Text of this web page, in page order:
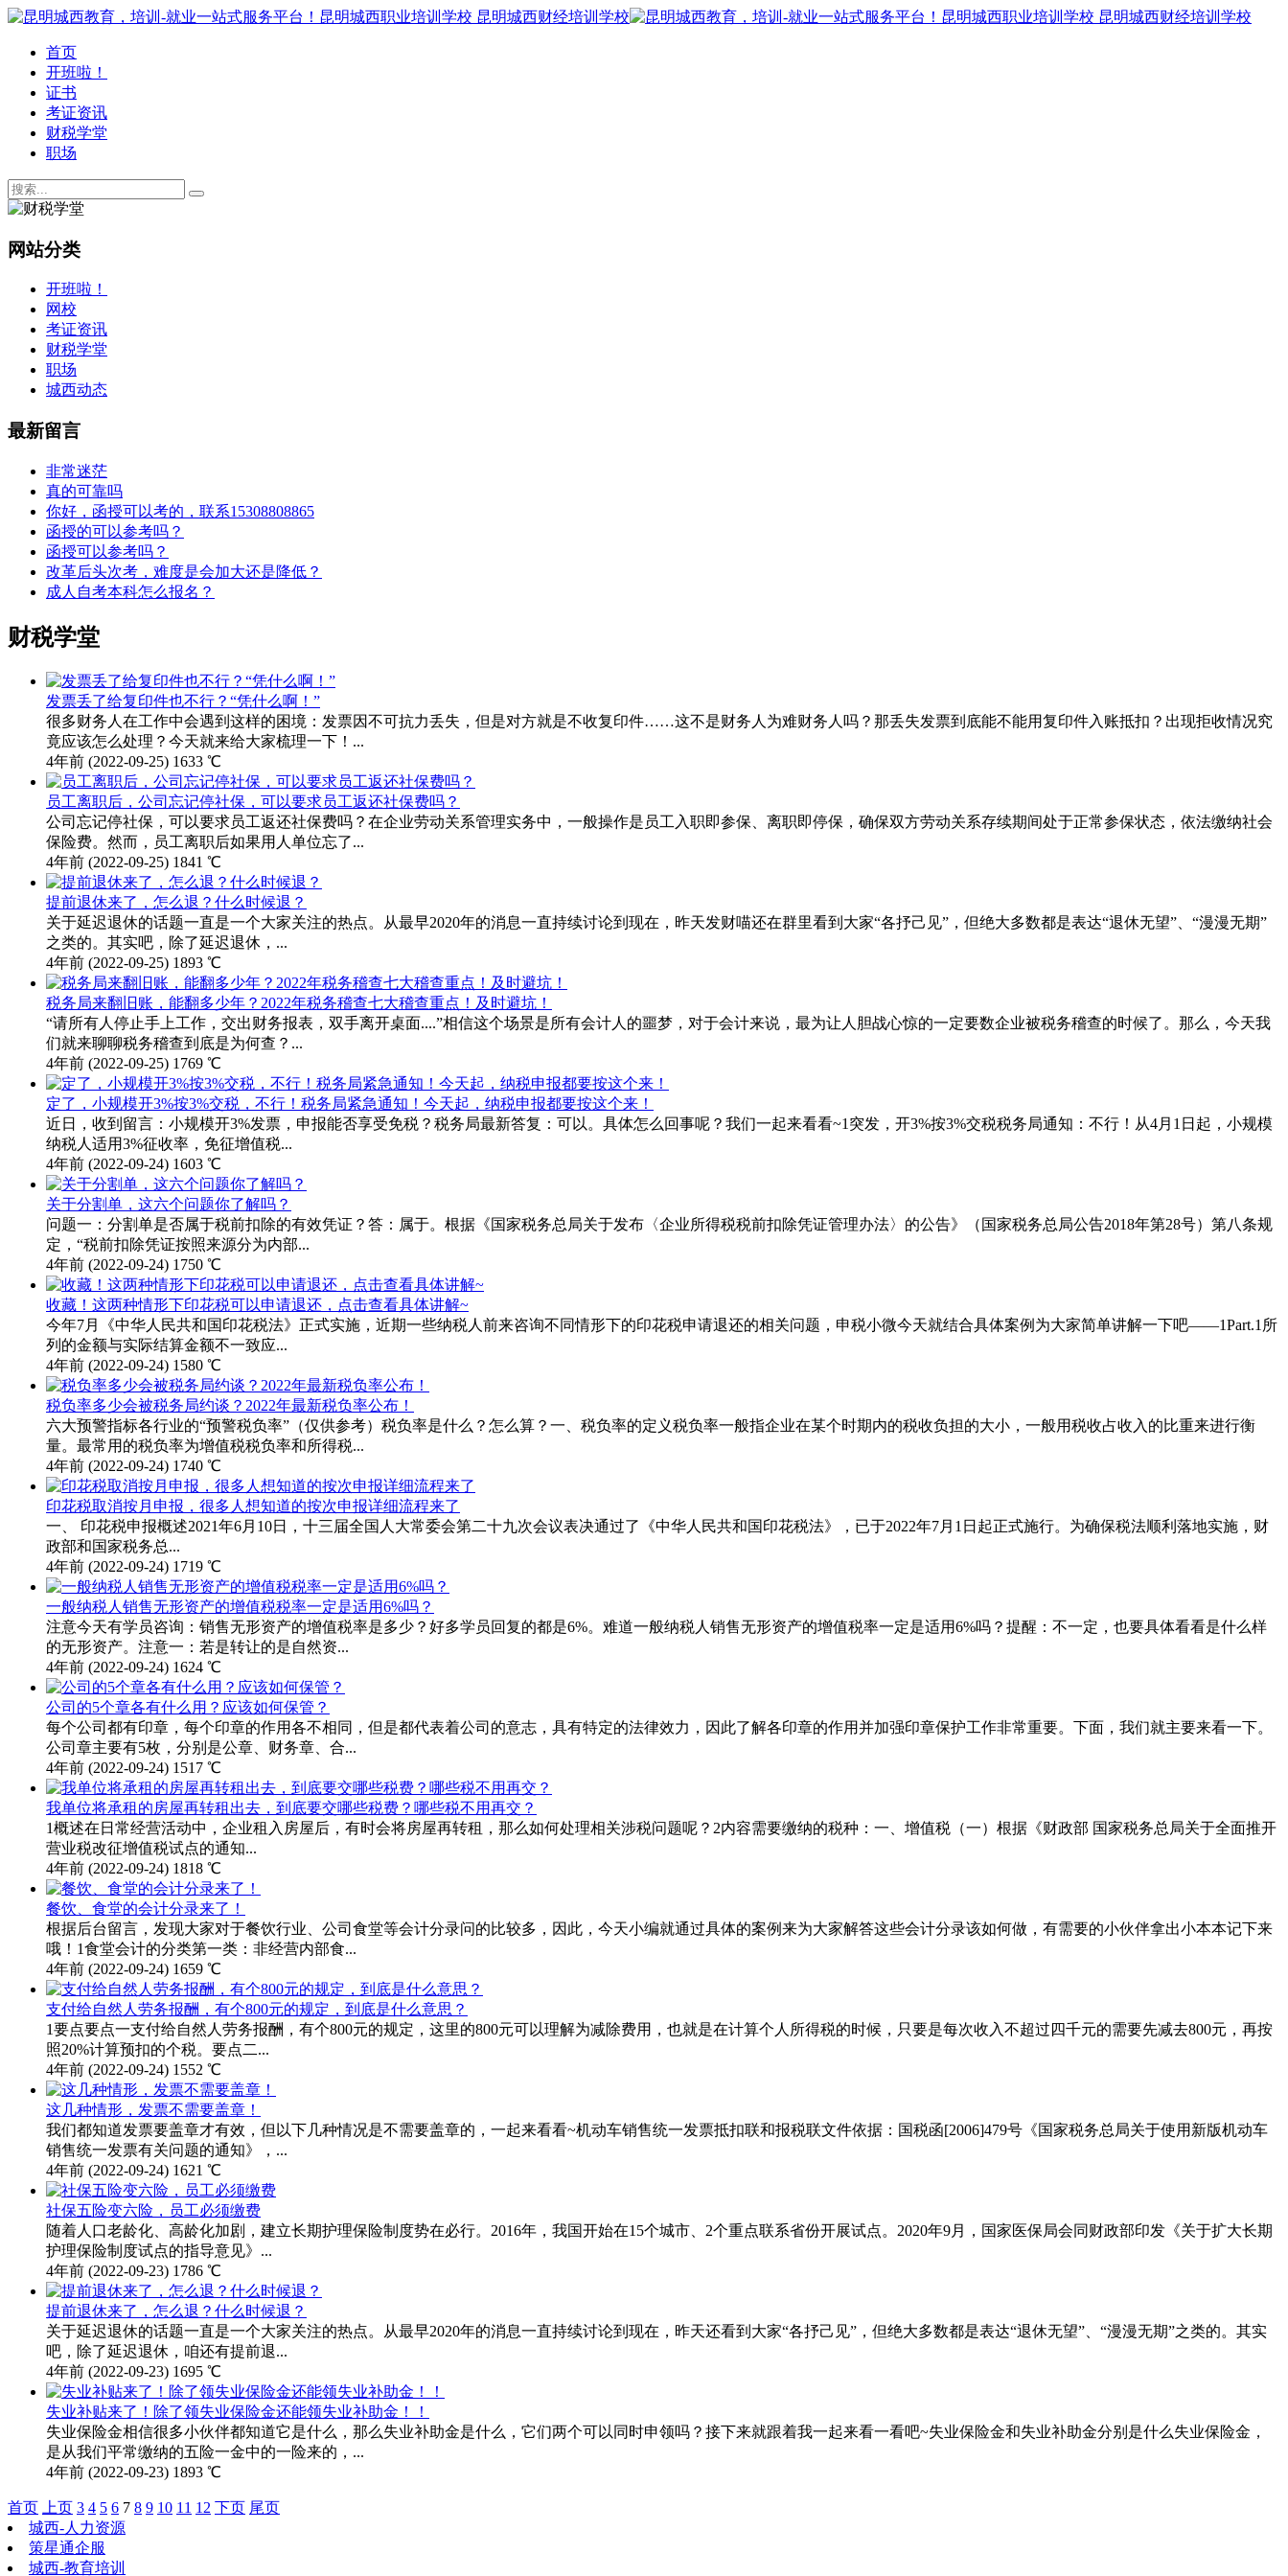
首页
开班啦！
证书
考证资讯
财税学堂
职场
网站分类
开班啦！
网校
考证资讯
财税学堂
职场
城西动态
最新留言
非常迷茫
真的可靠吗
你好，函授可以考的，联系15308808865
函授的可以参考吗？
函授可以参考吗？
改革后头次考，难度是会加大还是降低？
成人自考本科怎么报名？
财税学堂
发票丢了给复印件也不行？“凭什么啊！”
很多财务人在工作中会遇到这样的困境：发票因不可抗力丢失，但是对方就是不收复印件……这不是财务人为难财务人吗？那丢失发票到底能不能用复印件入账抵扣？出现拒收情况究
竟应该怎么处理？今天就来给大家梳理一下！...
4年前 (2022-09-25) 1633 ℃
员工离职后，公司忘记停社保，可以要求员工返还社保费吗？
公司忘记停社保，可以要求员工返还社保费吗？在企业劳动关系管理实务中，一般操作是员工入职即参保、离职即停保，确保双方劳动关系存续期间处于正常参保状态，依法缴纳社会
保险费。然而，员工离职后如果用人单位忘了...
4年前 (2022-09-25) 1841 ℃
提前退休来了，怎么退？什么时候退？
关于延迟退休的话题一直是一个大家关注的热点。从最早2020年的消息一直持续讨论到现在，昨天发财喵还在群里看到大家“各抒己见”，但绝大多数都是表达“退休无望”、“漫漫无期”
之类的。其实吧，除了延迟退休，...
4年前 (2022-09-25) 1893 ℃
税务局来翻旧账，能翻多少年？2022年税务稽查七大稽查重点！及时避坑！
“请所有人停止手上工作，交出财务报表，双手离开桌面....”相信这个场景是所有会计人的噩梦，对于会计来说，最为让人胆战心惊的一定要数企业被税务稽查的时候了。那么，今天我
们就来聊聊税务稽查到底是为何查？...
4年前 (2022-09-25) 1769 ℃
定了，小规模开3%按3%交税，不行！税务局紧急通知！今天起，纳税申报都要按这个来！
近日，收到留言：小规模开3%发票，申报能否享受免税？税务局最新答复：可以。具体怎么回事呢？我们一起来看看~1突发，开3%按3%交税税务局通知：不行！从4月1日起，小规模
纳税人适用3%征收率，免征增值税...
4年前 (2022-09-24) 1603 ℃
关于分割单，这六个问题你了解吗？
问题一：分割单是否属于税前扣除的有效凭证？答：属于。根据《国家税务总局关于发布〈企业所得税税前扣除凭证管理办法〉的公告》（国家税务总局公告2018年第28号）第八条规
定，“税前扣除凭证按照来源分为内部...
4年前 (2022-09-24) 1750 ℃
收藏！这两种情形下印花税可以申请退还，点击查看具体讲解~
今年7月《中华人民共和国印花税法》正式实施，近期一些纳税人前来咨询不同情形下的印花税申请退还的相关问题，申税小微今天就结合具体案例为大家简单讲解一下吧——1Part.1所
列的金额与实际结算金额不一致应...
4年前 (2022-09-24) 1580 ℃
税负率多少会被税务局约谈？2022年最新税负率公布！
六大预警指标各行业的“预警税负率”（仅供参考）税负率是什么？怎么算？一、税负率的定义税负率一般指企业在某个时期内的税收负担的大小，一般用税收占收入的比重来进行衡
量。最常用的税负率为增值税税负率和所得税...
4年前 (2022-09-24) 1740 ℃
印花税取消按月申报，很多人想知道的按次申报详细流程来了
一、 印花税申报概述2021年6月10日，十三届全国人大常委会第二十九次会议表决通过了《中华人民共和国印花税法》，已于2022年7月1日起正式施行。为确保税法顺利落地实施，财
政部和国家税务总...
4年前 (2022-09-24) 1719 ℃
一般纳税人销售无形资产的增值税税率一定是适用6%吗？
注意今天有学员咨询：销售无形资产的增值税率是多少？好多学员回复的都是6%。难道一般纳税人销售无形资产的增值税率一定是适用6%吗？提醒：不一定，也要具体看看是什么样
的无形资产。注意一：若是转让的是自然资...
4年前 (2022-09-24) 1624 ℃
公司的5个章各有什么用？应该如何保管？
每个公司都有印章，每个印章的作用各不相同，但是都代表着公司的意志，具有特定的法律效力，因此了解各印章的作用并加强印章保护工作非常重要。下面，我们就主要来看一下。
公司章主要有5枚，分别是公章、财务章、合...
4年前 (2022-09-24) 1517 ℃
我单位将承租的房屋再转租出去，到底要交哪些税费？哪些税不用再交？
1概述在日常经营活动中，企业租入房屋后，有时会将房屋再转租，那么如何处理相关涉税问题呢？2内容需要缴纳的税种：一、增值税（一）根据《财政部 国家税务总局关于全面推开
营业税改征增值税试点的通知...
4年前 (2022-09-24) 1818 ℃
餐饮、食堂的会计分录来了！
根据后台留言，发现大家对于餐饮行业、公司食堂等会计分录问的比较多，因此，今天小编就通过具体的案例来为大家解答这些会计分录该如何做，有需要的小伙伴拿出小本本记下来
哦！1食堂会计的分类第一类：非经营内部食...
4年前 (2022-09-24) 1659 ℃
支付给自然人劳务报酬，有个800元的规定，到底是什么意思？
1要点要点一支付给自然人劳务报酬，有个800元的规定，这里的800元可以理解为减除费用，也就是在计算个人所得税的时候，只要是每次收入不超过四千元的需要先减去800元，再按
照20%计算预扣的个税。要点二...
4年前 (2022-09-24) 1552 ℃
这几种情形，发票不需要盖章！
我们都知道发票要盖章才有效，但以下几种情况是不需要盖章的，一起来看看~机动车销售统一发票抵扣联和报税联文件依据：国税函[2006]479号《国家税务总局关于使用新版机动车
销售统一发票有关问题的通知》，...
4年前 (2022-09-24) 1621 ℃
社保五险变六险，员工必须缴费
随着人口老龄化、高龄化加剧，建立长期护理保险制度势在必行。2016年，我国开始在15个城市、2个重点联系省份开展试点。2020年9月，国家医保局会同财政部印发《关于扩大长期
护理保险制度试点的指导意见》...
4年前 (2022-09-23) 1786 ℃
提前退休来了，怎么退？什么时候退？
关于延迟退休的话题一直是一个大家关注的热点。从最早2020年的消息一直持续讨论到现在，昨天还看到大家“各抒己见”，但绝大多数都是表达“退休无望”、“漫漫无期”之类的。其实
吧，除了延迟退休，咱还有提前退...
4年前 (2022-09-23) 1695 ℃
失业补贴来了！除了领失业保险金还能领失业补助金！！
失业保险金相信很多小伙伴都知道它是什么，那么失业补助金是什么，它们两个可以同时申领吗？接下来就跟着我一起来看一看吧~失业保险金和失业补助金分别是什么失业保险金，
是从我们平常缴纳的五险一金中的一险来的，...
4年前 (2022-09-23) 1893 ℃
首页 上页 3 4 5 6 7 8 9 10 11 12 下页 尾页
城西-人力资源
策星通企服
城西-教育培训